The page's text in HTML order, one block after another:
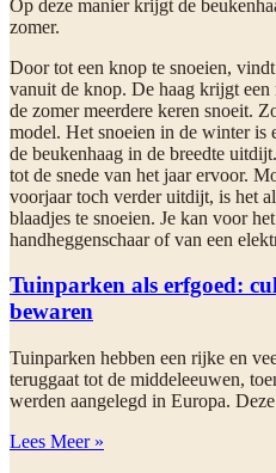
Op deze manier krijgt de
zomer.
Door tot een knop te snoeien,
vanuit de knop. De haag krijgt
de zomer meerdere keren snoeit.
model. Het snoeien in de winter is
de beukenhaag in de breedte
tot de snede van het jaar ervoor.
voorjaar toch verder uitdijt, is het
blaadjes te snoeien. Je kan voor
handheggenschaar of van een
Tuinparken als erfgoed:
bewaren
Tuinparken hebben een rijke en
teruggaat tot de middeleeuwen,
werden aangelegd in Europa.
Lees Meer »